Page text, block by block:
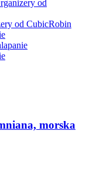
od
od CubicRobin
morska